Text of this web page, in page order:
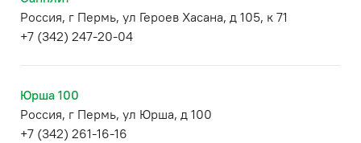
Россия, г Пермь, ул Героев Хасана, д 105, к 71
+7 (342) 247-20-04
Юрша 100
Россия, г Пермь, ул Юрша, д 100
+7 (342) 261-16-16